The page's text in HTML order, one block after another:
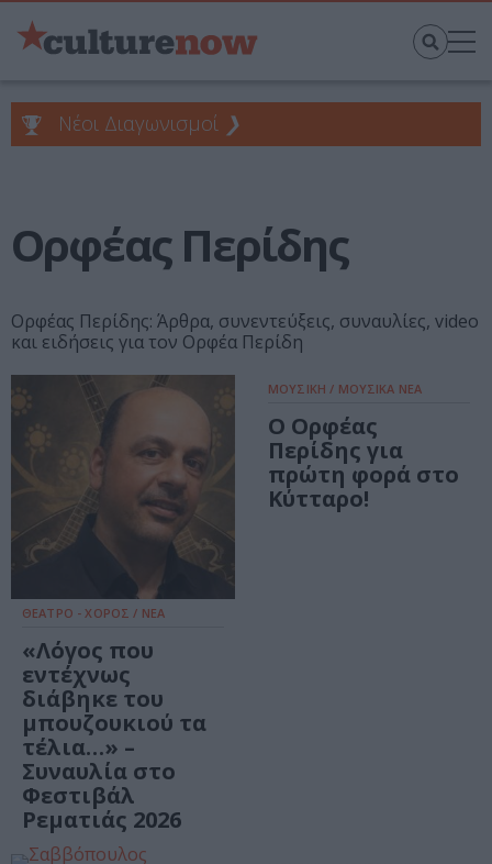
Νέοι Διαγωνισμοί ❯
Ορφέας Περίδης
Ορφέας Περίδης: Άρθρα, συνεντεύξεις, συναυλίες, video
και ειδήσεις για τον Ορφέα Περίδη
ΘΕΑΤΡΟ - ΧΟΡΟΣ / ΝΕΑ
«Λόγος που
εντέχνως
διάβηκε του
μπουζουκιού τα
τέλια…» –
Συναυλία στο
Φεστιβάλ
Ρεματιάς 2026
ΜΟΥΣΙΚΗ / ΜΟΥΣΙΚΑ ΝΕΑ
Ο Ορφέας
Περίδης για
πρώτη φορά στο
Κύτταρο!